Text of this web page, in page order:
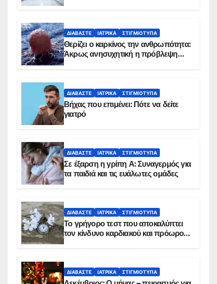
ΔΙΑΒΆΣΤΕ ΙΑΤΡΙΚΆ ΣΤΙΓΜΙΌΤΥΠΑ
Θερίζει ο καρκίνος την ανθρωπότητα:
Άκρως ανησυχητική η πρόβλεψη…
ΔΙΑΒΆΣΤΕ ΙΑΤΡΙΚΆ ΣΤΙΓΜΙΌΤΥΠΑ
Βήχας που επιμένει: Πότε να δείτε
γιατρό
ΔΙΑΒΆΣΤΕ ΙΑΤΡΙΚΆ ΣΤΙΓΜΙΌΤΥΠΑ
Σε έξαρση η γρίπη Α: Συναγερμός για
τα παιδιά και τις ευάλωτες ομάδες
ΔΙΑΒΆΣΤΕ ΙΑΤΡΙΚΆ ΣΤΙΓΜΙΌΤΥΠΑ
Το γρήγορο τεστ που αποκαλύπτει
τον κίνδυνο καρδιακού και πρόωρου
ΔΙΑΒΆΣΤΕ ΙΑΤΡΙΚΆ ΣΤΙΓΜΙΌΤΥΠΑ